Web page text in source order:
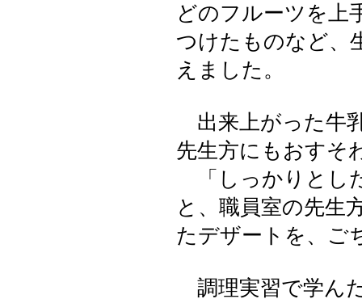
どのフルーツを上
つけたものなど、
えました。
出来上がった牛
先生方にもおすそ
「しっかりとし
と、職員室の先生
たデザートを、ご
調理実習で学ん